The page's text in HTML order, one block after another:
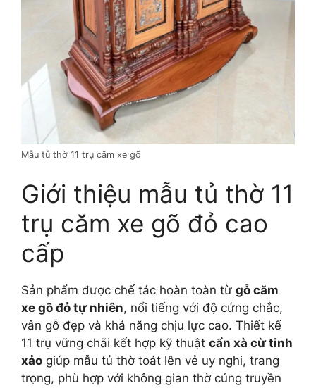
Mẫu tủ thờ 11 trụ căm xe gõ
Giới thiệu mẫu tủ thờ 11
trụ căm xe gõ đỏ cao
cấp
Sản phẩm được chế tác hoàn toàn từ gỗ căm
xe gõ đỏ tự nhiên, nổi tiếng với độ cứng chắc,
vân gỗ đẹp và khả năng chịu lực cao. Thiết kế
11 trụ vững chãi kết hợp kỹ thuật cẩn xà cừ tinh
xảo giúp mẫu tủ thờ toát lên vẻ uy nghi, trang
trọng, phù hợp với không gian thờ cúng truyền